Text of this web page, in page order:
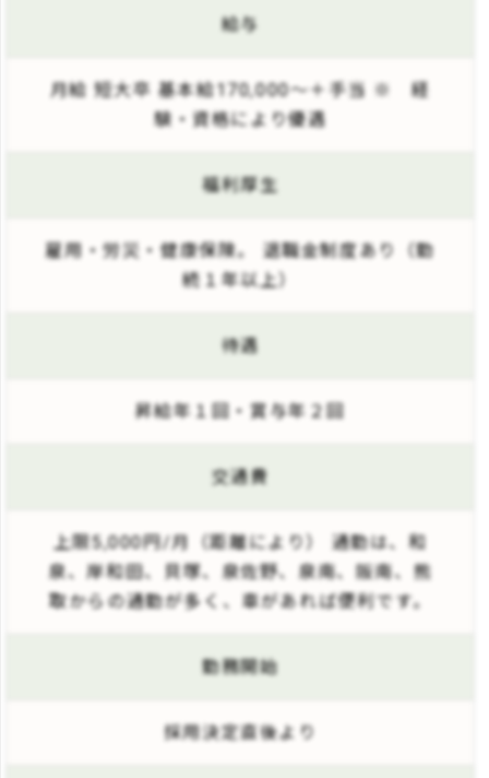
給与
月給 短大卒 基本給170,000～＋手当 ※ 経
験・資格により優遇
福利厚生
雇用・労災・健康保険。 退職金制度あり（勤
続１年以上）
待遇
昇給年１回・賞与年２回
交通費
上限5,000円/月（距離により） 通勤は、和
泉、岸和田、貝塚、泉佐野、泉南、阪南、熊
取からの通勤が多く、車があれば便利です。
勤務開始
採用決定直後より